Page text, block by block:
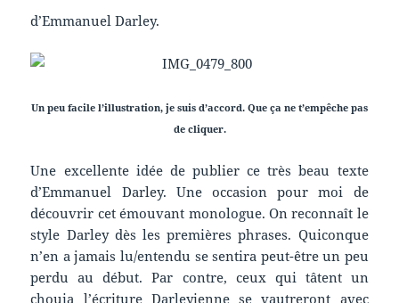
d’Emmanuel Darley.
Un peu facile l’illustration, je suis d’accord. Que ça ne t’empêche pas
de cliquer.
Une excellente idée de publier ce très beau texte
d’Emmanuel Darley. Une occasion pour moi de
découvrir cet émouvant monologue. On reconnaît le
style Darley dès les premières phrases. Quiconque
n’en a jamais lu/entendu se sentira peut-être un peu
perdu au début. Par contre, ceux qui tâtent un
chouia l’écriture Darleyienne se vautreront avec